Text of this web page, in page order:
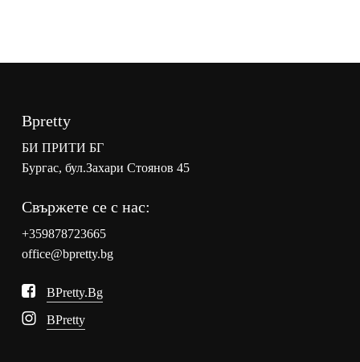
Bpretty
БИ ПРИТИ БГ
Бургас, бул.Захари Стоянов 45
Свържете се с нас:
+359878723665
office@bpretty.bg
BPretty.bg
BPretty